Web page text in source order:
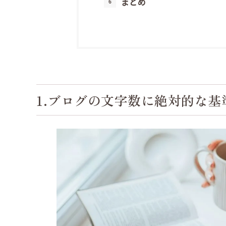
1.ブログの文字数に絶対的な